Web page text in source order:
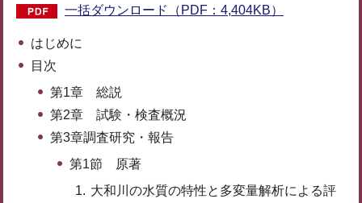
一括ダウンロード（PDF：4,404KB）
はじめに
目次
第1章 総説
第2章 試験・検査概況
第3章調査研究・報告
第1節 原著
大和川の水質の特性と多変量解析による評